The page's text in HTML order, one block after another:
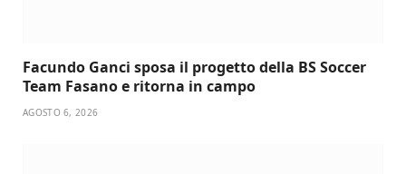
Facundo Ganci sposa il progetto della BS Soccer
Team Fasano e ritorna in campo
AGOSTO 6, 2026